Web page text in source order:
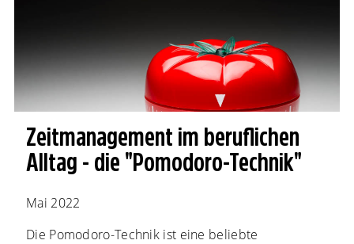
Zeitmanagement im beruflichen
Alltag - die "Pomodoro-Technik"
Mai 2022
Die Pomodoro-Technik ist eine beliebte